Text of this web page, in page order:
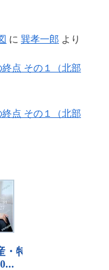
に 巽孝一郎 より
点 その１（北部
点 その１（北部